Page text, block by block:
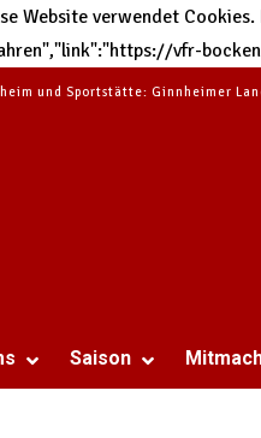
Website verwendet
vfr-
und Sportstätte: Ginnheimer
Saison